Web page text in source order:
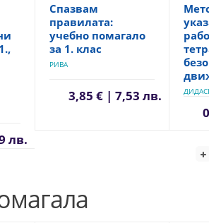
лв.
Спазвам
правилата:
учебно помагало
за 1. клас
РИВА
3,85 € | 7,53 лв.